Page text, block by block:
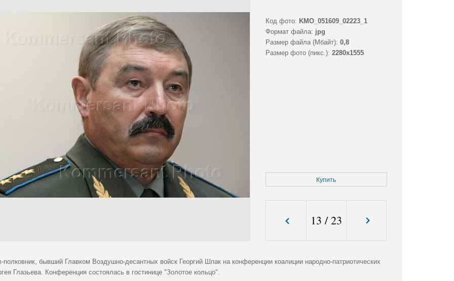
Код фото: KMO_051609_02223_1
Формат файла: jpg
Размер файла (Мбайт): 0,8
Размер фото (пикс.): 2280x1555
Купить
13 /23
полковник, бывший Главком Воздушно-десантных войск Георгий Шпак на конференции коалиции народно-патриотических
Глазьева. Конференция состоялась в гостинице "Золотое кольцо".